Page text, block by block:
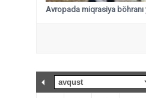
Avropada miqrasiya